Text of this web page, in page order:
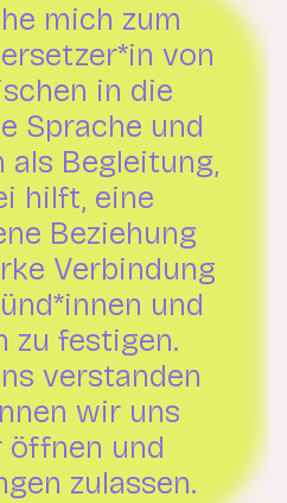
mich zum
von
in die
Sprache und
als Begleitung,
hilft, eine
Beziehung
Verbindung
und
zu festigen.
verstanden
wir uns
öffnen und
zulassen.